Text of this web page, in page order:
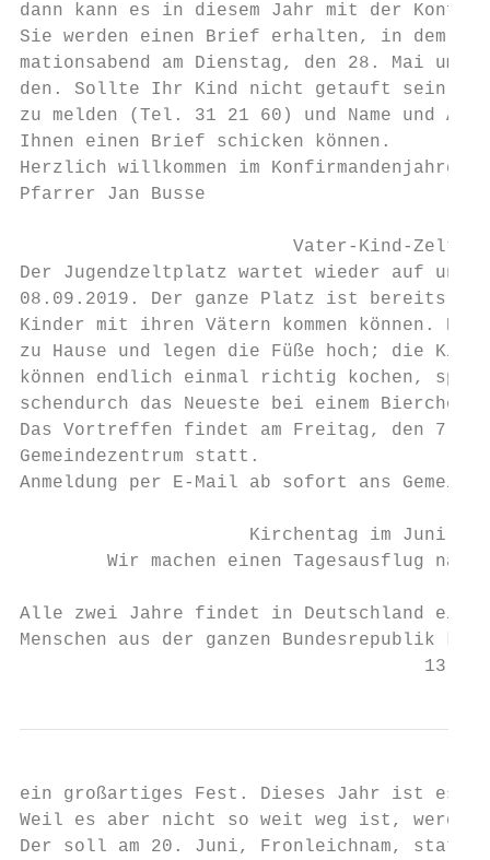
dann kann es in diesem Jahr mit der
Sie werden einen Brief erhalten, in dem
mationsabend am Dienstag, den 28. Mai um
den. Sollte Ihr Kind nicht getauft sein,
zu melden (Tel. 31 21 60) und Name und
Ihnen einen Brief schicken können.
Herzlich willkommen im
Pfarrer Jan Busse
                         Vater-Kind-Zelten
Der Jugendzeltplatz wartet wieder auf uns,
08.09.2019. Der ganze Platz ist bereits
Kinder mit ihren Vätern kommen können.
zu Hause und legen die Füße hoch; die
können endlich einmal richtig kochen,
schendurch das Neueste bei einem Bierchen
Das Vortreffen findet am Freitag, den
Gemeindezentrum statt.
Anmeldung per E-Mail ab sofort ans
Kirchentag im Juni
Wir machen einen Tagesausflug nach
Alle zwei Jahre findet in Deutschland ein
Menschen aus der ganzen Bundesrepublik
                                     13
ein großartiges Fest. Dieses Jahr ist es in
Weil es aber nicht so weit weg ist, werden
Der soll am 20. Juni, Fronleichnam,